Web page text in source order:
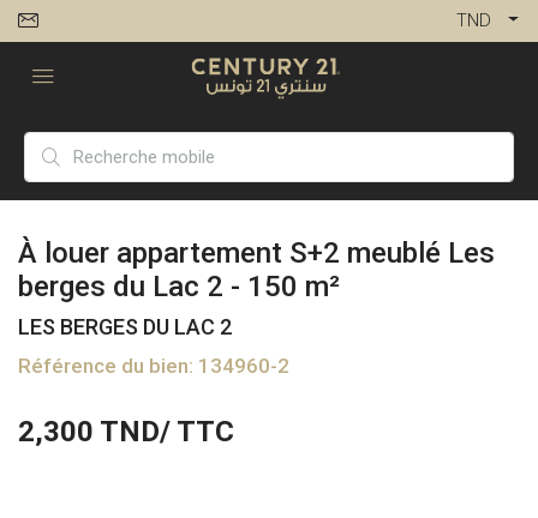
TND
À louer appartement S+2 meublé Les
berges du Lac 2 - 150 m²
LES BERGES DU LAC 2
Référence du bien: 134960-2
2,300 TND/ TTC